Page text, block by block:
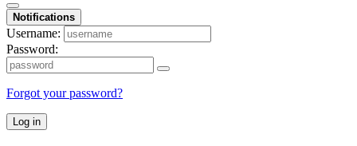
Notifications
Username:
Password:
Forgot your password?
Log in